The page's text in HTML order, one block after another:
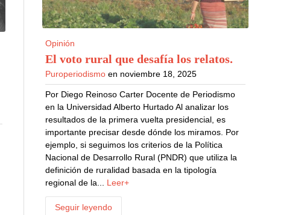
Opinión
El voto rural que desafía los relatos.
Puroperiodismoen noviembre 18, 2025
Por Diego Reinoso Carter Docente de Periodismo
en la Universidad Alberto Hurtado Al analizar los
resultados de la primera vuelta presidencial, es
importante precisar desde dónde los miramos. Por
ejemplo, si seguimos los criterios de la Política
Nacional de Desarrollo Rural (PNDR) que utiliza la
definición de ruralidad basada en la tipología
regional de la... Leer+
Seguir leyendo